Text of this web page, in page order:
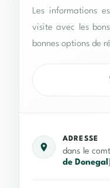
Les informations
visite avec les
bonnes options de
ADRESSE
dans le
de Donegal